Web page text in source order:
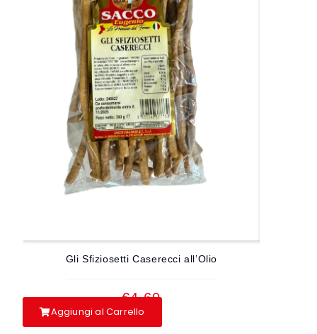
Gli Sfiziosetti Caserecci all’Olio
€4.60
Aggiungi al Carrello